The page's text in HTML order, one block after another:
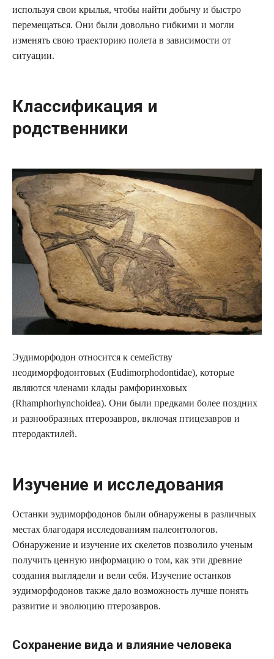
используя свои крылья, чтобы найти добычу и быстро
перемещаться. Они были довольно гибкими и могли
изменять свою траекторию полета в зависимости от
ситуации.
Классификация и
родственники
Эудиморфодон относится к семейству
неодиморфодонтовых (Eudimorphodontidae), которые
являются членами клады рамфоринховых
(Rhamphorhynchoidea). Они были предками более поздних
и разнообразных птерозавров, включая птицезавров и
птеродактилей.
Изучение и исследования
Останки эудиморфодонов были обнаружены в различных
местах благодаря исследованиям палеонтологов.
Обнаружение и изучение их скелетов позволило ученым
получить ценную информацию о том, как эти древние
создания выглядели и вели себя. Изучение останков
эудиморфодонов также дало возможность лучше понять
развитие и эволюцию птерозавров.
Сохранение вида и влияние человека